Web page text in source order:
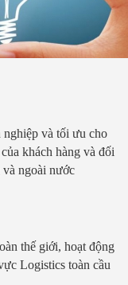
và tối ưu cho
khách hàng và đối
ngoài nước
thế giới, hoạt động
Logistics toàn cầu